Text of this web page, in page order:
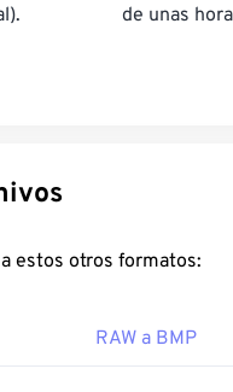
de unas
puede convertir sus archivos raw a estos otros formatos:
RAW a BMP